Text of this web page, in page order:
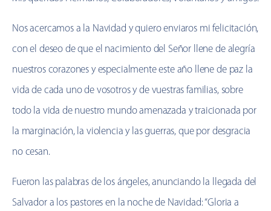
Nos acercamos a la Navidad y quiero enviaros mi felicitación,
con el deseo de que el nacimiento del Señor llene de alegría
nuestros corazones y especialmente este año llene de paz la
vida de cada uno de vosotros y de vuestras familias, sobre
todo la vida de nuestro mundo amenazada y traicionada por
la marginación, la violencia y las guerras, que por desgracia
no cesan.
Fueron las palabras de los ángeles, anunciando la llegada del
Salvador a los pastores en la noche de Navidad: “Gloria a